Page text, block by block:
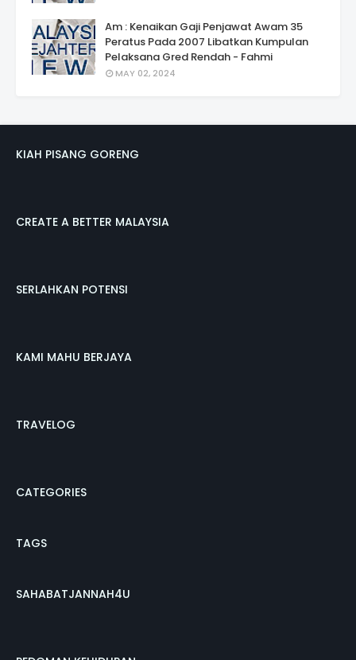
Am : Kenaikan Gaji Penjawat Awam 35
Peratus Pada 2007 Libatkan Kumpulan
Pelaksana Gred Rendah - Fahmi
MAY 02, 2024
KIAH PISANG GORENG
CREATE A BETTER MALAYSIA
SERLAHKAN POTENSI
KAMI MAHU BERJAYA
TRAVELOG
CATEGORIES
TAGS
SAHABATJANNAH4U